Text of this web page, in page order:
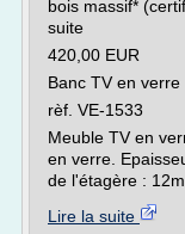
bois massif*
suite
420,00 EUR
Banc TV en verre
rèf. VE-1533
Meuble TV en
en verre.
de l'étagère :
Lire la suite